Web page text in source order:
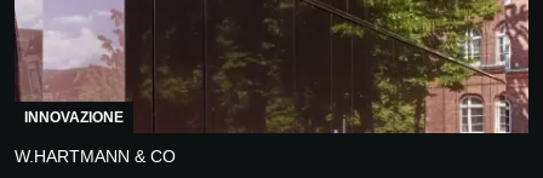
INNOVAZIONE
W.HARTMANN & CO